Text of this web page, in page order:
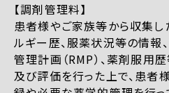
【調剤管理料】
患者様やご家族等から収集し
ルギー歴、服薬状況等の情報
管理計画（RMP）、薬剤服用
及び評価を行った上で、患者